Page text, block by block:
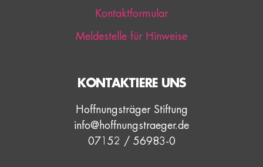
Kontaktformular
Meldestelle für Hinweise
KONTAKTIERE UNS
Hoffnungsträger Stiftung
info@hoffnungstraeger.de
07152 / 56983-0